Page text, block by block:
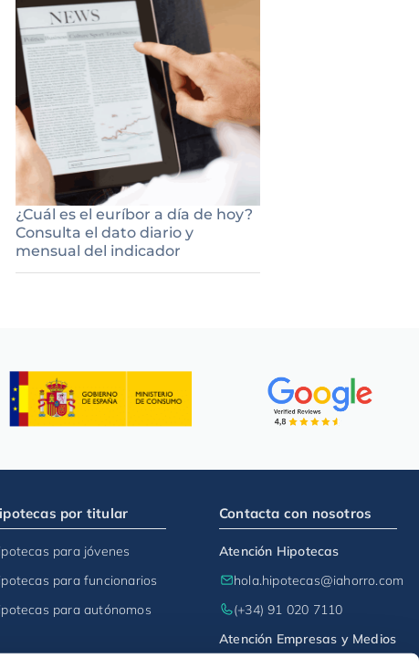
¿Cuál es el euríbor a día de hoy?
Consulta el dato diario y
mensual del indicador
por titular
para jóvenes
para funcionarios
para autónomos
Contacta con nosotros
Atención Hipotecas
hola.hipotecas@iahorro.com
(+34) 91 020 7110
Atención Empresas y Medios